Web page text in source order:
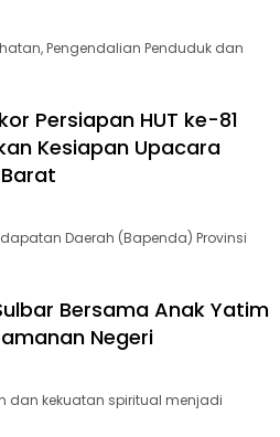
Pengendalian Penduduk dan
Persiapan HUT ke-81
Kesiapan Upacara
Daerah (Bapenda) Provinsi
Bersama Anak Yatim
Negeri
dan kekuatan spiritual menjadi